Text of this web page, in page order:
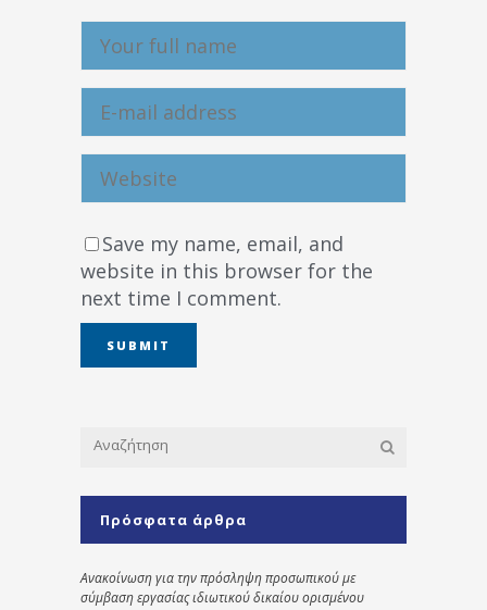
Save my name, email, and
website in this browser for the
next time I comment.
Πρόσφατα άρθρα
Ανακοίνωση για την πρόσληψη προσωπικού με
σύμβαση εργασίας ιδιωτικού δικαίου ορισμένου